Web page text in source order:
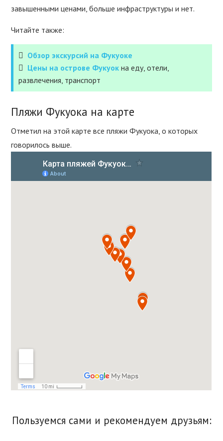
завышенными ценами, больше инфраструктуры и нет.
Читайте также:
Обзор экскурсий на Фукуоке
Цены на острове Фукуок на еду, отели,
развлечения, транспорт
Пляжи Фукуока на карте
Отметил на этой карте все пляжи Фукуока, о которых
говорилось выше.
Пользуемся сами и рекомендуем друзьям: